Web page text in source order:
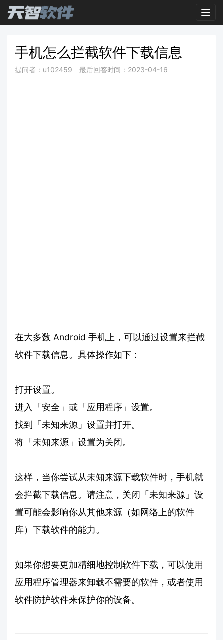
手机怎么拦截软件下载信息
提问者：u102459 最后回答时间：2023-04-16
在大多数 Android 手机上，可以通过设置来拦截
软件下载信息。具体操作如下：
打开设置。
进入「安全」或「应用程序」设置。
找到「未知来源」设置并打开。
将「未知来源」设置为关闭。
这样，当你尝试从未知来源下载软件时，手机就
会拦截下载信息。请注意，关闭「未知来源」设
置可能会影响你从其他来源（如网络上的软件
库）下载软件的能力。
如果你想要更加精细地控制软件下载，可以使用
应用程序管理器来卸载不需要的软件，或者使用
软件防护软件来保护你的设备。